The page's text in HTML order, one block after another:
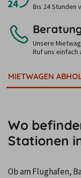
Bis 24 Stunden
Unsere
Ruf uns einfach
MIETWAGEN
Wo
Stationen
Ob am Flughafen,